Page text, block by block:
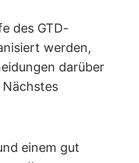
des GTD-
werden,
darüber
einem gut